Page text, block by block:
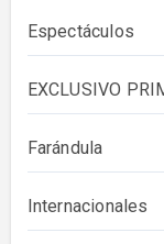
Espectáculos
EXCLUSIVO
Farándula
Internacionales